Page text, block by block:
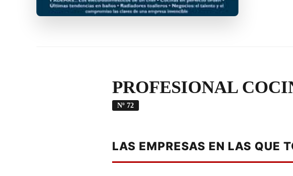
PROFESIONAL
Nº 72
LAS EMPRESAS EN LAS QUE